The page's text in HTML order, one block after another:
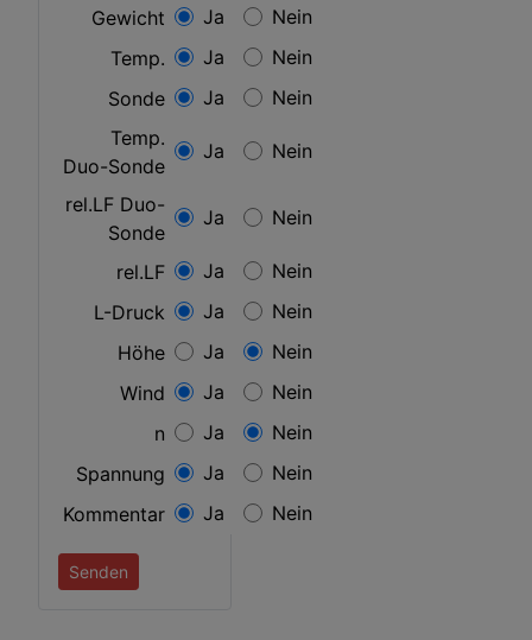
Gewicht Ja
Nein
Temp.
Ja
Nein
Sonde
Ja
Nein
Temp.
Duo-Sonde
Ja Nein
rel.LF Duo-
Sonde
Ja Nein
rel.LF Ja
Nein
L-Druck
Ja
Nein
Höhe
Ja
Nein
Wind
Ja
Nein
n
Ja
Nein
Spannung
Ja
Nein
Kommentar
Ja Nein
Senden